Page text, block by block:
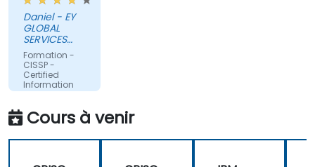
Daniel - EY
GLOBAL
SERVICES
(POLAND) SP
Z O O
Formation -
CISSP -
Certified
Information
Systems
Professional
Cours à venir